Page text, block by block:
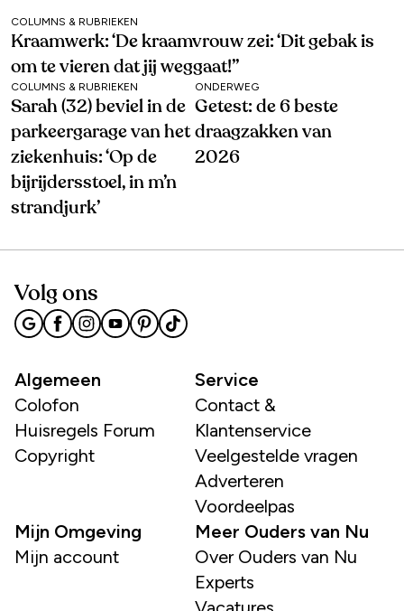
COLUMNS & RUBRIEKEN
Kraamwerk: ‘De kraamvrouw zei: ‘Dit gebak is
om te vieren dat jij weggaat!’’
COLUMNS & RUBRIEKEN
Sarah (32) beviel in de
parkeergarage van het
ziekenhuis: ‘Op de
bijrijdersstoel, in m’n
strandjurk’
ONDERWEG
Getest: de 6 beste
draagzakken van
2026
Volg ons
Algemeen
Colofon
Huisregels Forum
Copyright
Service
Contact &
Klantenservice
Veelgestelde vragen
Adverteren
Voordeelpas
Mijn Omgeving
Mijn account
Meer Ouders van Nu
Over Ouders van Nu
Experts